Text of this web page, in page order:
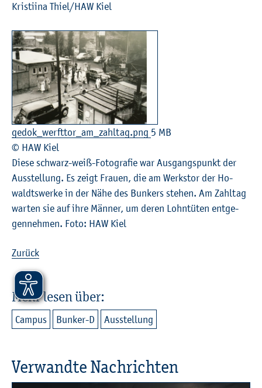
Kris­ti­ina Thiel/HAW Kiel
ge­do­k_werft­tor_am_­zahl­tag.png 5 MB
© HAW Kiel
Diese schwarz-weiß-Fo­to­gra­fie war Aus­gangs­punkt der
Aus­stel­lung. Es zeigt Frau­en, die am Werks­tor der Ho­
waldts­wer­ke in der Nähe des Bun­kers ste­hen. Am Zahl­tag
war­ten sie auf ihre Män­ner, um deren Lohn­tü­ten ent­ge­
gen­neh­men. Foto: HAW Kiel
Zu­rück
Mehr lesen über:
Cam­pus Bun­ker-D Aus­stel­lung
Ver­wand­te Nach­rich­ten